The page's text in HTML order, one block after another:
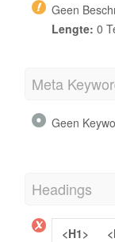
Geen
Lengte: 0
Meta
Geen
Headings
<H1>